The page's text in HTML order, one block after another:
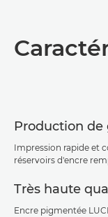
Caractéristiques
Téléchargement au
Production de
Impression rapide et
réservoirs d'encre
Très haute
Encre pigmentée